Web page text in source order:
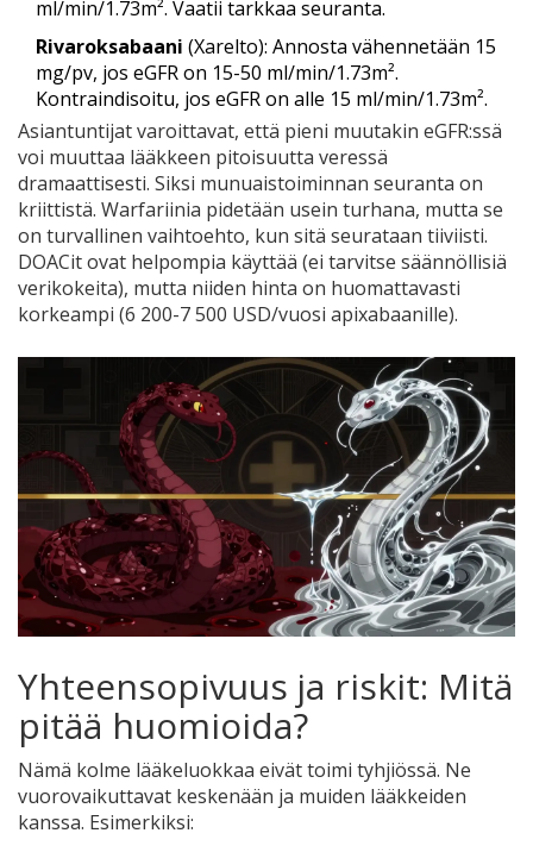
ml/min/1.73m². Vaatii tarkkaa seuranta.
Rivaroksabaani (Xarelto): Annosta vähennetään 15
mg/pv, jos eGFR on 15-50 ml/min/1.73m².
Kontraindisoitu, jos eGFR on alle 15 ml/min/1.73m².
Asiantuntijat varoittavat, että pieni muutakin eGFR:ssä
voi muuttaa lääkkeen pitoisuutta veressä
dramaattisesti. Siksi munuaistoiminnan seuranta on
kriittistä. Warfariinia pidetään usein turhana, mutta se
on turvallinen vaihtoehto, kun sitä seurataan tiiviisti.
DOACit ovat helpompia käyttää (ei tarvitse säännöllisiä
verikokeita), mutta niiden hinta on huomattavasti
korkeampi (6 200-7 500 USD/vuosi apixabaanille).
Yhteensopivuus ja riskit: Mitä
pitää huomioida?
Nämä kolme lääkeluokkaa eivät toimi tyhjiössä. Ne
vuorovaikuttavat keskenään ja muiden lääkkeiden
kanssa. Esimerkiksi: